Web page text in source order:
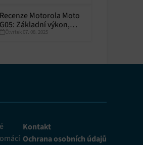
Recenze Motorola Moto
G05: Základní výkon,
skvělá výdrž
Čtvrtek 07. 08. 2025
Kontakt
Ochrana osobních údajů